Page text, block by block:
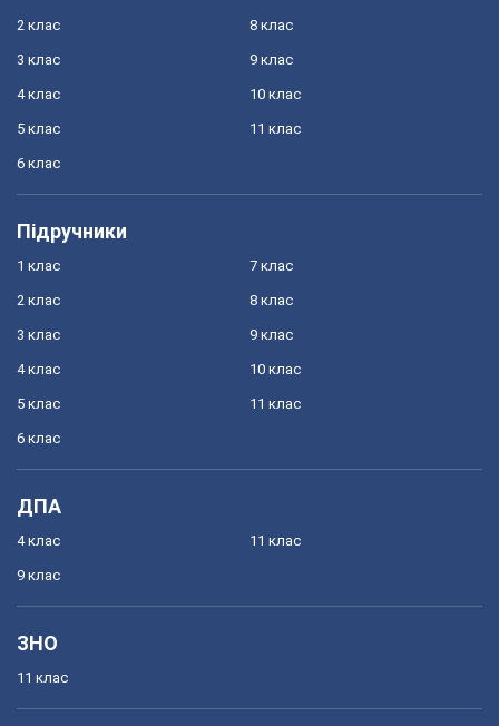
2 клас
3 клас
4 клас
5 клас
6 клас
8 клас
9 клас
10 клас
11 клас
Підручники
1 клас
2 клас
3 клас
4 клас
5 клас
6 клас
7 клас
8 клас
9 клас
10 клас
11 клас
ДПА
4 клас
9 клас
11 клас
ЗНО
11 клас